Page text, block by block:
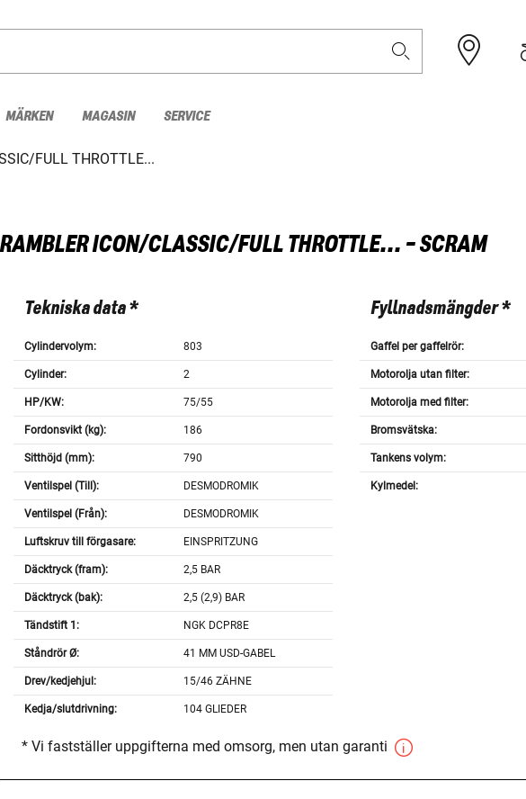
MÄRKEN MAGASIN SERVICE
FULL THROTTLE...
ICON/CLASSIC/FULL THROTTLE... - SCRAM
Tekniska data *
Cylindervolym: 803
Cylinder: 2
HP/KW: 75/55
Fordonsvikt (kg): 186
Sitthöjd (mm): 790
Ventilspel (Till): DESMODROMIK
Ventilspel (Från): DESMODROMIK
Luftskruv till förgasare: EINSPRITZUNG
Däcktryck (fram): 2,5 BAR
Däcktryck (bak): 2,5 (2,9) BAR
Tändstift 1: NGK DCPR8E
Ståndrör Ø: 41 MM USD-GABEL
Drev/kedjehjul: 15/46 ZÄHNE
Kedja/slutdrivning: 104 GLIEDER
Fyllnadsmängder *
Gaffel per gaffelrör:
Motorolja utan filter:
Motorolja med filter:
Bromsvätska:
Tankens volym:
Kylmedel:
* Vi fastställer uppgifterna med omsorg, men utan garanti